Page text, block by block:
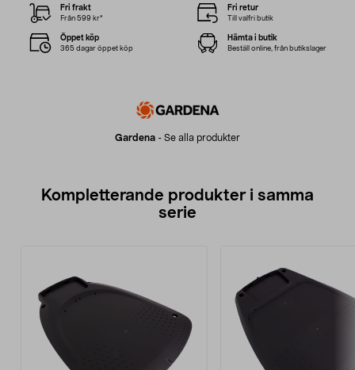
Gardena - Se alla produkter
Fri frakt
Från 599 kr*
Fri retur
Till valfri butik
Öppet köp
365 dagar öppet köp
Hämta i butik
Beställ online, från butikslager
Kompletterande produkter i samma
serie